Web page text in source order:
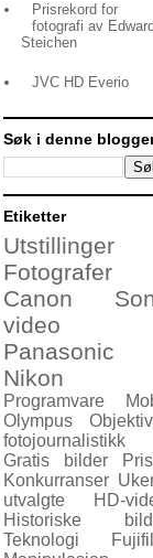
Prisrekord for
fotografi av Edward
Steichen
JVC HD Everio
Søk i denne
Etiketter
Utstillinger
Fotografer
Canon
video
Panasonic
Nikon
Programvare
Olympus
fotojournalistikk
Gratis bilder
Konkurranser
utvalgte
HD-
Historiske
Teknologi